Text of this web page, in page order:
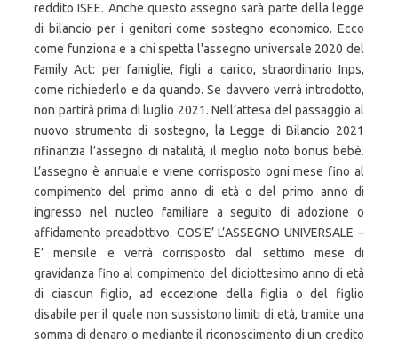
reddito ISEE. Anche questo assegno sarà parte della legge
di bilancio per i genitori come sostegno economico. Ecco
come funziona e a chi spetta l'assegno universale 2020 del
Family Act: per famiglie, figli a carico, straordinario Inps,
come richiederlo e da quando. Se davvero verrà introdotto,
non partirà prima di luglio 2021. Nell’attesa del passaggio al
nuovo strumento di sostegno, la Legge di Bilancio 2021
rifinanzia l’assegno di natalità, il meglio noto bonus bebè.
L’assegno è annuale e viene corrisposto ogni mese fino al
compimento del primo anno di età o del primo anno di
ingresso nel nucleo familiare a seguito di adozione o
affidamento preadottivo. COS’E’ L’ASSEGNO UNIVERSALE –
E’ mensile e verrà corrisposto dal settimo mese di
gravidanza fino al compimento del diciottesimo anno di età
di ciascun figlio, ad eccezione della figlia o del figlio
disabile per il quale non sussistono limiti di età, tramite una
somma di denaro o mediante il riconoscimento di un credito